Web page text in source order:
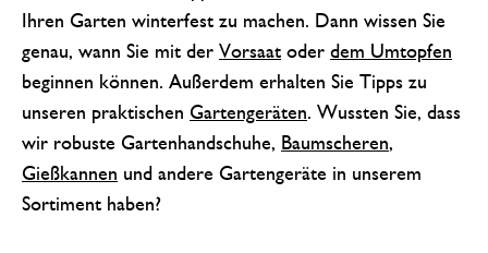
Ihren Garten winterfest zu machen. Dann wissen Sie
genau, wann Sie mit der Vorsaat oder dem Umtopfen
beginnen können. Außerdem erhalten Sie Tipps zu
unseren praktischen Gartengeräten. Wussten Sie, dass
wir robuste Gartenhandschuhe, Baumscheren,
Gießkannen und andere Gartengeräte in unserem
Sortiment haben?